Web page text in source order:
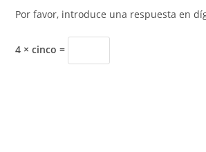
Por favor, introduce una respuesta en
4 × cinco =